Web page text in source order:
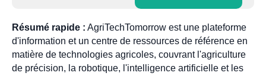
Résumé rapide : AgriTechTomorrow est une plateforme
d'information et un centre de ressources de référence en
matière de technologies agricoles, couvrant l'agriculture
de précision, la robotique, l'intelligence artificielle et les